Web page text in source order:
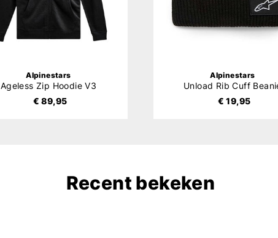
Alpinestars
Ageless Zip Hoodie V3
€ 89,95
Alpinestars
Unload Rib Cuff
€ 19,95
Recent bekeken